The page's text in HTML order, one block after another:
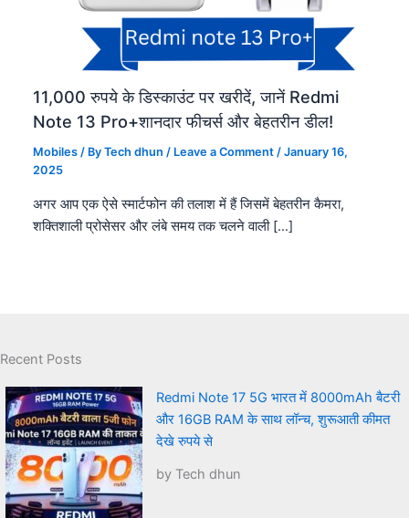
11,000 रुपये के डिस्काउंट पर खरीदें, जानें Redmi
Note 13 Pro+शानदार फीचर्स और बेहतरीन डील!
Mobiles / ByTech dhun/ Leave a Comment /January 16,
2025
अगर आप एक ऐसे स्मार्टफोन की तलाश में हैं जिसमें बेहतरीन कैमरा,
शक्तिशाली प्रोसेसर और लंबे समय तक चलने वाली […]
Recent Posts
Redmi Note 17 5G भारत में 8000mAh बैटरी
और 16GB RAM के साथ लॉन्च, शुरूआती कीमत
देखे रुपये से
by Tech dhun